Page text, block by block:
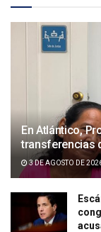
En Atlántico,
transferencias
3 DE AGOSTO DE